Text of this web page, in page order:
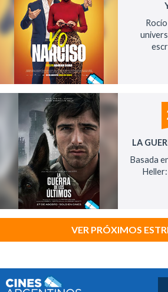
LA
Basada
VER PRÓXIMOS